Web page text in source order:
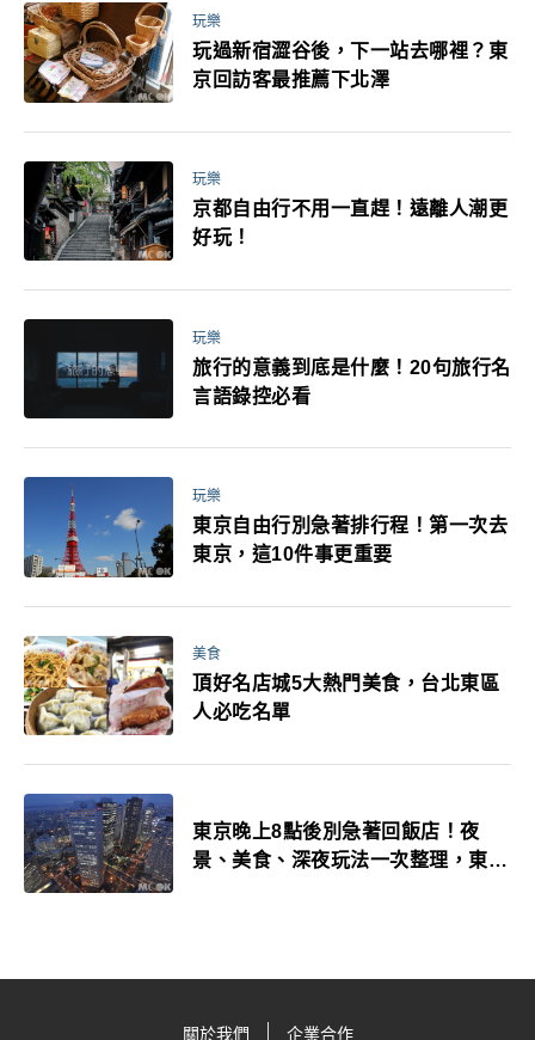
玩樂
玩過新宿澀谷後，下一站去哪裡？東
京回訪客最推薦下北澤
玩樂
京都自由行不用一直趕！遠離人潮更
好玩！
玩樂
旅行的意義到底是什麼！20句旅行名
言語錄控必看
玩樂
東京自由行別急著排行程！第一次去
東京，這10件事更重要
美食
頂好名店城5大熱門美食，台北東區
人必吃名單
東京晚上8點後別急著回飯店！夜
景、美食、深夜玩法一次整理，東京
關於我們 企業合作